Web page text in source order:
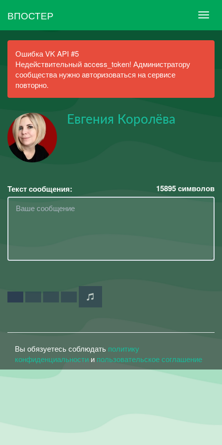
ВПОСТЕР
Ошибка VK API #5
Недействительный access_token! Администратору
сообщества нужно авторизоваться на сервисе
повторно.
Евгения Королёва
Текст сообщения: 15895символов
Вы обязуетесь соблюдать политику
конфиденциальности и пользовательское соглашение